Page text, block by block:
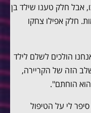
אבל חלק טענו שילד בן
חלק אפילו צחקו
הולכים לשלם לילד
הזה של הקריירה,
הוחתם".
לי על הטיפול